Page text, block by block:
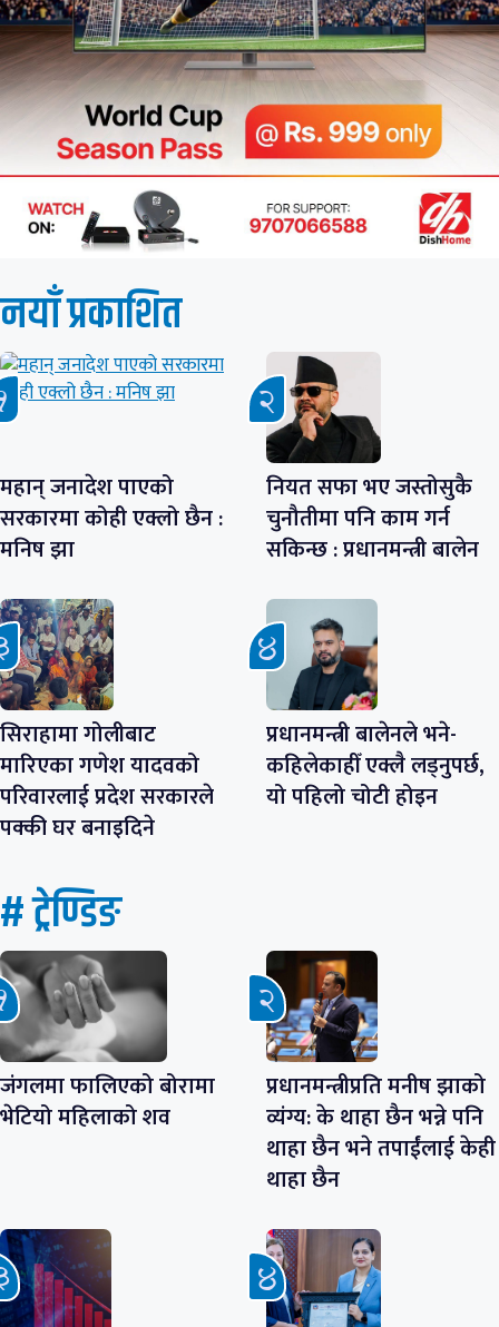
नयाँ प्रकाशित
महान् जनादेश पाएको
सरकारमा कोही एक्लो छैन :
मनिष झा
नियत सफा भए जस्तोसुकै
चुनौतीमा पनि काम गर्न
सकिन्छ : प्रधानमन्त्री बालेन
सिराहामा गोलीबाट
मारिएका गणेश यादवको
परिवारलाई प्रदेश सरकारले
पक्की घर बनाइदिने
प्रधानमन्त्री बालेनले भने-
कहिलेकाहीँ एक्लै लड्नुपर्छ,
यो पहिलो चोटी होइन
# ट्रेण्डिङ
जंगलमा फालिएको बोरामा
भेटियो महिलाको शव
प्रधानमन्त्रीप्रति मनीष झाको
व्यंग्य: के थाहा छैन भन्ने पनि
थाहा छैन भने तपाईंलाई केही
थाहा छैन